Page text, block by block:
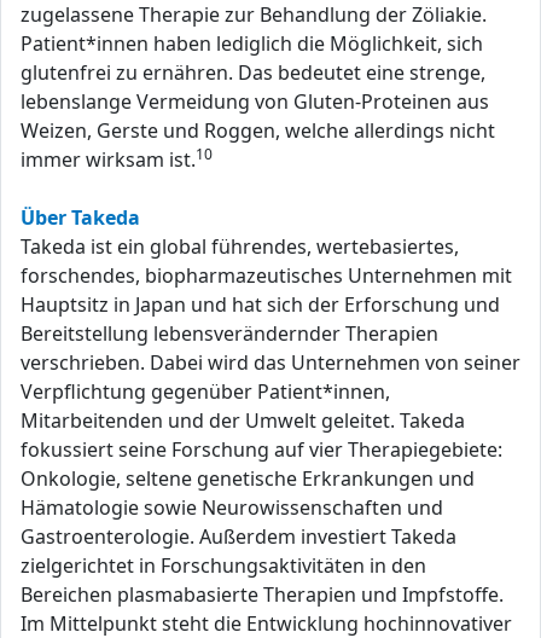
zugelassene Therapie zur Behandlung der Zöliakie.
Patient*innen haben lediglich die Möglichkeit, sich
glutenfrei zu ernähren. Das bedeutet eine strenge,
lebenslange Vermeidung von Gluten-Proteinen aus
Weizen, Gerste und Roggen, welche allerdings nicht
immer wirksam ist.10
Über Takeda
Takeda ist ein global führendes, wertebasiertes,
forschendes, biopharmazeutisches Unternehmen mit
Hauptsitz in Japan und hat sich der Erforschung und
Bereitstellung lebensverändernder Therapien
verschrieben. Dabei wird das Unternehmen von seiner
Verpflichtung gegenüber Patient*innen,
Mitarbeitenden und der Umwelt geleitet. Takeda
fokussiert seine Forschung auf vier Therapiegebiete:
Onkologie, seltene genetische Erkrankungen und
Hämatologie sowie Neurowissenschaften und
Gastroenterologie. Außerdem investiert Takeda
zielgerichtet in Forschungsaktivitäten in den
Bereichen plasmabasierte Therapien und Impfstoffe.
Im Mittelpunkt steht die Entwicklung hochinnovativer